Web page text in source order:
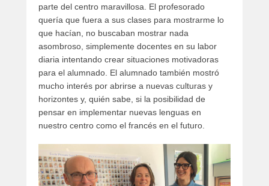
parte del centro maravillosa. El profesorado
quería que fuera a sus clases para mostrarme lo
que hacían, no buscaban mostrar nada
asombroso, simplemente docentes en su labor
diaria intentando crear situaciones motivadoras
para el alumnado. El alumnado también mostró
mucho interés por abrirse a nuevas culturas y
horizontes y, quién sabe, si la posibilidad de
pensar en implementar nuevas lenguas en
nuestro centro como el francés en el futuro.